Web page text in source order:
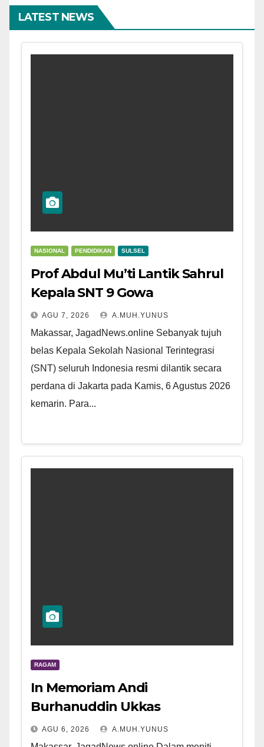
LATEST NEWS
NASIONAL PENDIDIKAN SULSEL
Prof Abdul Mu’ti Lantik Sahrul
Kepala SNT 9 Gowa
AGU 7, 2026 A.MUH.YUNUS
Makassar, JagadNews.online Sebanyak tujuh
belas Kepala Sekolah Nasional Terintegrasi
(SNT) seluruh Indonesia resmi dilantik secara
perdana di Jakarta pada Kamis, 6 Agustus 2026
kemarin. Para...
RAGAM
In Memoriam Andi
Burhanuddin Ukkas
AGU 6, 2026 A.MUH.YUNUS